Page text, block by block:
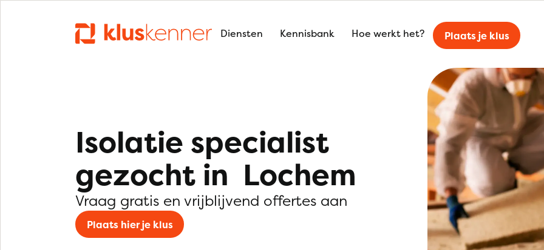
Diensten Kennisbank Hoe werkt het? Plaats je klus
Isolatie specialist
gezocht in Lochem
Vraag gratis en vrijblijvend offertes aan
Plaats hier je klus